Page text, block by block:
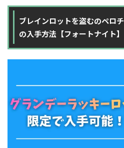
ブレインロットを盗むのペロ
の入手方法【フォートナイト】